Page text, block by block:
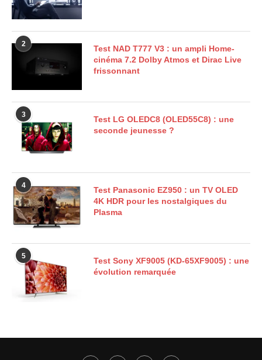
2
Test NAD T777 V3 : un ampli Home-
cinéma 7.2 Dolby Atmos et Dirac Live
frissonnant
3
Test LG OLEDC8 (OLED55C8) : une
seconde jeunesse ?
4
Test Panasonic EZ950 : un TV OLED
4K HDR pour les nostalgiques du
Plasma
5
Test Sony XF9005 (KD-65XF9005) : une
évolution remarquée